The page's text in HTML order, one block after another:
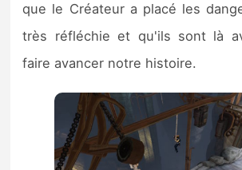
que le Créateur a placé les
très réfléchie et qu'ils sont là
faire avancer notre histoire.